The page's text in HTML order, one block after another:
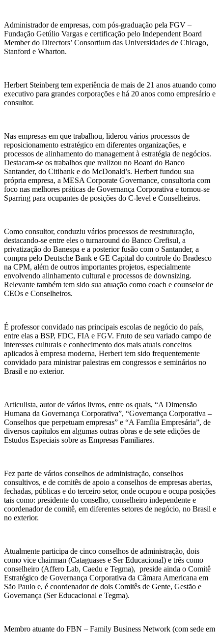
Administrador de empresas, com pós-graduação pela FGV –
Fundação Getúlio Vargas e certificação pelo Independent Board
Member do Directors’ Consortium das Universidades de Chicago,
Stanford e Wharton.
Herbert Steinberg tem experiência de mais de 21 anos atuando como
executivo para grandes corporações e há 20 anos como empresário e
consultor.
Nas empresas em que trabalhou, liderou vários processos de
reposicionamento estratégico em diferentes organizações, e
processos de alinhamento do management à estratégia de negócios.
Destacam-se os trabalhos que realizou no Board do Banco
Santander, do Citibank e do McDonald’s. Herbert fundou sua
própria empresa, a MESA Corporate Governance, consultoria com
foco nas melhores práticas de Governança Corporativa e tornou-se
Sparring para ocupantes de posições do C-level e Conselheiros.
Como consultor, conduziu vários processos de reestruturação,
destacando-se entre eles o turnaround do Banco Crefisul, a
privatização do Banespa e a posterior fusão com o Santander, a
compra pelo Deutsche Bank e GE Capital do controle do Bradesco
na CPM, além de outros importantes projetos, especialmente
envolvendo alinhamento cultural e processos de downsizing.
Relevante também tem sido sua atuação como coach e counselor de
CEOs e Conselheiros.
É professor convidado nas principais escolas de negócio do país,
entre elas a BSP, FDC, FIA e FGV. Fruto de seu variado campo de
interesses culturais e conhecimento dos mais atuais conceitos
aplicados à empresa moderna, Herbert tem sido frequentemente
convidado para ministrar palestras em congressos e seminários no
Brasil e no exterior.
Articulista, autor de vários livros, entre os quais, “A Dimensão
Humana da Governança Corporativa”, “Governança Corporativa –
Conselhos que perpetuam empresas” e “A Família Empresária”, de
diversos capítulos em algumas outras obras e de sete edições de
Estudos Especiais sobre as Empresas Familiares.
Fez parte de vários conselhos de administração, conselhos
consultivos, e de comitês de apoio a conselhos de empresas abertas,
fechadas, públicas e do terceiro setor, onde ocupou e ocupa posições
tais como: presidente do conselho, conselheiro independente e
coordenador de comitê, em diferentes setores de negócio, no Brasil e
no exterior.
Atualmente participa de cinco conselhos de administração, dois
como vice chairman (Cataguases e Ser Educacional) e três como
conselheiro (Affero Lab, Caedu e Tegma), preside ainda o Comitê
Estratégico de Governança Corporativa da Câmara Americana em
São Paulo e, é coordenador de dois Comitês de Gente, Gestão e
Governança (Ser Educacional e Tegma).
Membro atuante do FBN – Family Business Network (com sede em